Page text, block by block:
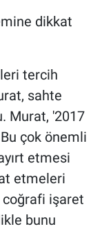
dikkat
tercih
sahte
Murat, '2017
çok önemli
etmesi
etmeleri
coğrafi işaret
bunu